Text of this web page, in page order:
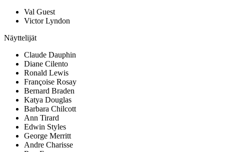
Val Guest
Victor Lyndon
Näyttelijät
Claude Dauphin
Diane Cilento
Ronald Lewis
Françoise Rosay
Bernard Braden
Katya Douglas
Barbara Chilcott
Ann Tirard
Edwin Styles
George Merritt
Andre Charisse